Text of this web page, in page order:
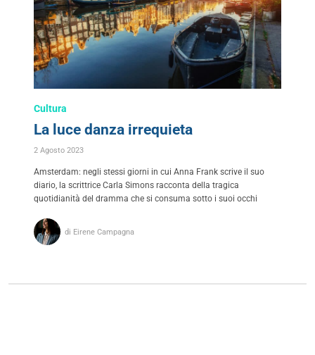
Cultura
La luce danza irrequieta
2 Agosto 2023
Amsterdam: negli stessi giorni in cui Anna Frank scrive il suo
diario, la scrittrice Carla Simons racconta della tragica
quotidianità del dramma che si consuma sotto i suoi occhi
di Eirene Campagna